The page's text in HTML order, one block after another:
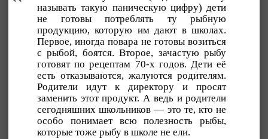
называть такую паническую цифру) дети
не готовы потреблять ту рыбную
продукцию, которую им дают в школах.
Первое, иногда повара не готовы возиться
с рыбой, боятся. Второе, зачастую рыбу
готовят по рецептам 70-х годов. Дети её
есть отказываются, жалуются родителям.
Родители идут к директору и просят
заменить этот продукт. А ведь и родители
сегодняшних школьников — это те, кто не
особо понимает всю полезность рыбы,
которые тоже рыбу в школе не ели.